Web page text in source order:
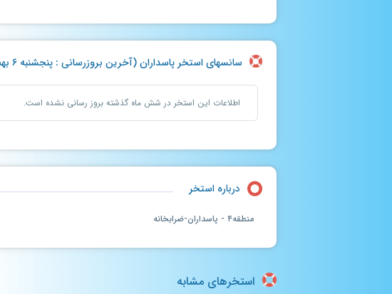
سانسهای استخر پاسداران (آخرین بروزرسانی : پنجشنبه ۶ بهمن ۱۴۰۱)
اطلاعات این استخر در شش ماه گذشته بروز رسانی نشده است.
درباره استخر
منطقه۴ - پاسداران-ضرابخانه
استخرهای مشابه